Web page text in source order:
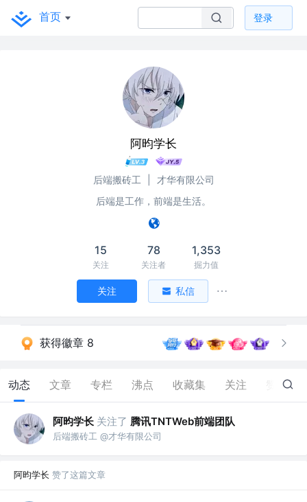
首页 登录
阿昀学长
后端搬砖工
才华有限公司
后端是工作，前端是生活。
15
关注
78
关注者
1,353
掘力值
关注 私信
获得徽章 8
动态 文章 专栏 沸点 收藏集 关注 40
阿昀学长 关注了 腾讯TNTWeb前端团队
后端搬砖工 @才华有限公司
阿昀学长 赞了这篇文章